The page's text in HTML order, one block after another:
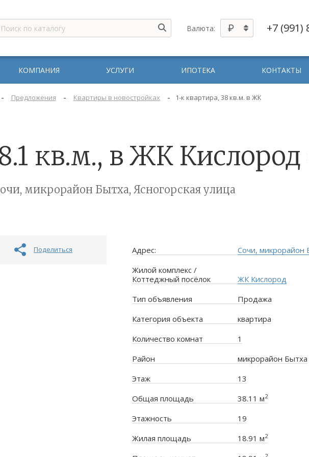
Валюта: +7 (991)
КОМПАНИЯ УСЛУГИ ИПОТЕКА КОНТАКТЫ
- Предложения - Квартиры в новостройках - 1-к квартира, 38 кв.м. в ЖК
кв.м., в ЖК
микрорайон Бытха, Ясногорская улица
Поделиться Адрес:
Сочи, микрорайон
Жилой комплекс /
Коттеджный посёлок
ЖК Кислород
Тип объявления
Продажа
Категория объекта
квартира
Количество комнат
1
Район
микрорайон Бытха
Этаж
13
Общая площадь
38.11 м2
Этажность
19
Жилая площадь
18.91 м2